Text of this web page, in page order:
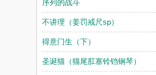
序列的战斗
不讲理（姜罚戒尺sp）
得意门生（下）
圣诞猫（猫尾肛塞铃铛钢琴）